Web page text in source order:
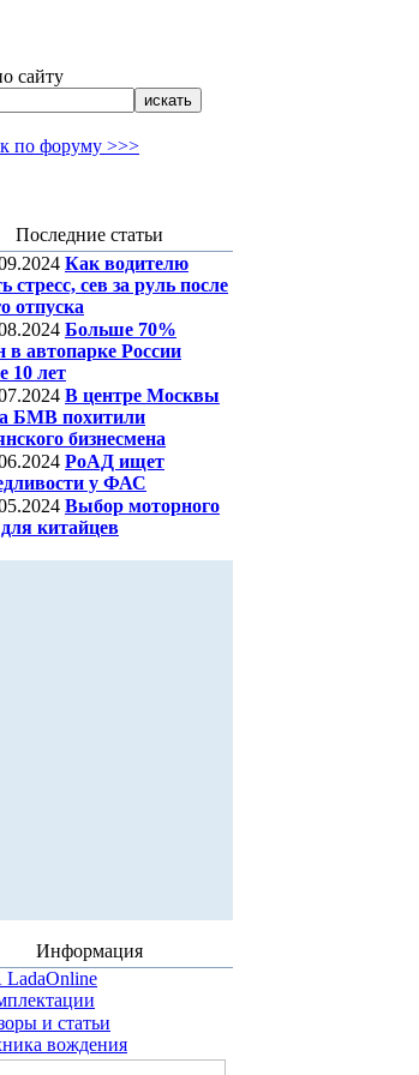
сайту
по форуму >>>
Последние статьи
Как водителю
стресс, сев за руль после
отпуска
Больше 70%
автопарке России
10 лет
В центре Москвы
БМВ похитили
бизнесмена
РоАД ищет
у ФАС
Выбор моторного
китайцев
Информация
и статьи
вождения